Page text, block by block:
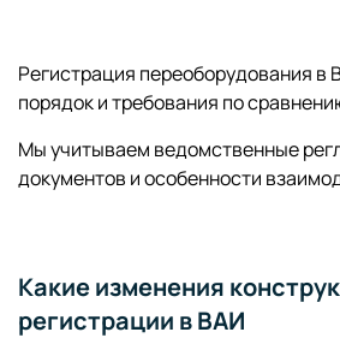
Регистрация переоборудования в
порядок и требования по
Мы учитываем ведомственные
документов и особенности
Какие изменения
регистрации в ВАИ